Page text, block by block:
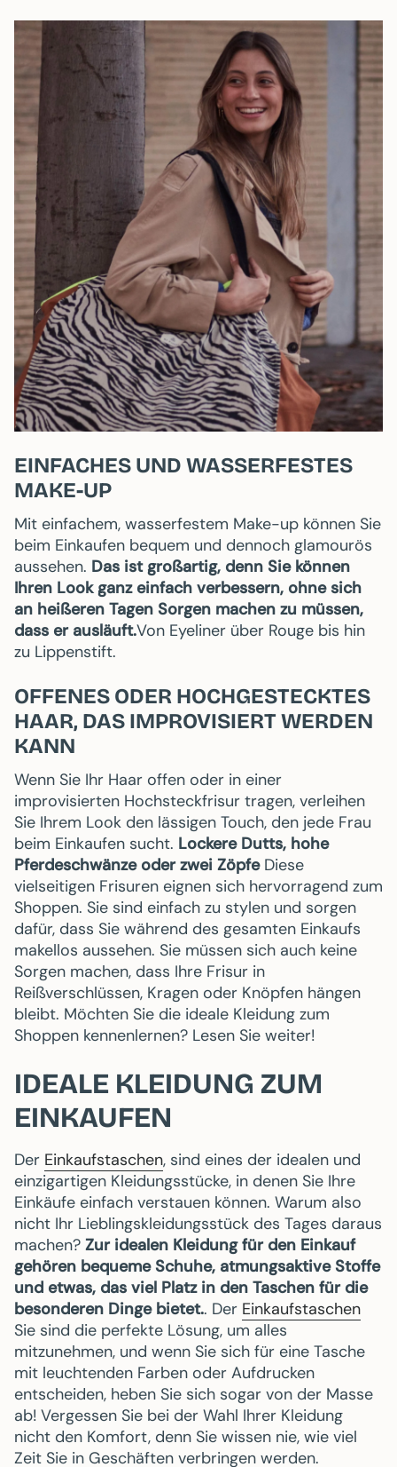
EINFACHES UND WASSERFESTES
MAKE-UP
Mit einfachem, wasserfestem Make-up können Sie
beim Einkaufen bequem und dennoch glamourös
aussehen. Das ist großartig, denn Sie können
Ihren Look ganz einfach verbessern, ohne sich
an heißeren Tagen Sorgen machen zu müssen,
dass er ausläuft.Von Eyeliner über Rouge bis hin
zu Lippenstift.
OFFENES ODER HOCHGESTECKTES
HAAR, DAS IMPROVISIERT WERDEN
KANN
Wenn Sie Ihr Haar offen oder in einer
improvisierten Hochsteckfrisur tragen, verleihen
Sie Ihrem Look den lässigen Touch, den jede Frau
beim Einkaufen sucht. Lockere Dutts, hohe
Pferdeschwänze oder zwei ZöpfeDiese
vielseitigen Frisuren eignen sich hervorragend zum
Shoppen. Sie sind einfach zu stylen und sorgen
dafür, dass Sie während des gesamten Einkaufs
makellos aussehen. Sie müssen sich auch keine
Sorgen machen, dass Ihre Frisur in
Reißverschlüssen, Kragen oder Knöpfen hängen
bleibt. Möchten Sie die ideale Kleidung zum
Shoppen kennenlernen? Lesen Sie weiter!
IDEALE KLEIDUNG ZUM
EINKAUFEN
Der Einkaufstaschen, sind eines der idealen und
einzigartigen Kleidungsstücke, in denen Sie Ihre
Einkäufe einfach verstauen können. Warum also
nicht Ihr Lieblingskleidungsstück des Tages daraus
machen? Zur idealen Kleidung für den Einkauf
gehören bequeme Schuhe, atmungsaktive Stoffe
und etwas, das viel Platz in den Taschen für die
besonderen Dinge bietet.. Der Einkaufstaschen
Sie sind die perfekte Lösung, um alles
mitzunehmen, und wenn Sie sich für eine Tasche
mit leuchtenden Farben oder Aufdrucken
entscheiden, heben Sie sich sogar von der Masse
ab! Vergessen Sie bei der Wahl Ihrer Kleidung
nicht den Komfort, denn Sie wissen nie, wie viel
Zeit Sie in Geschäften verbringen werden.